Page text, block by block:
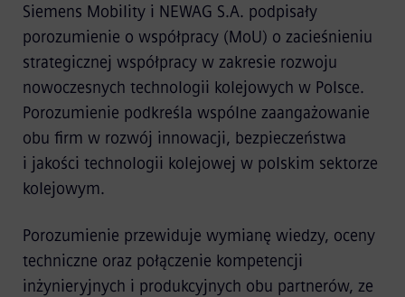
Siemens Mobility i NEWAG S.A. podpisały
porozumienie o współpracy (MoU) o zacieśnieniu
strategicznej współpracy w zakresie rozwoju
nowoczesnych technologii kolejowych w Polsce.
Porozumienie podkreśla wspólne zaangażowanie
obu firm w rozwój innowacji, bezpieczeństwa
i jakości technologii kolejowej w polskim sektorze
kolejowym.
Porozumienie przewiduje wymianę wiedzy, oceny
techniczne oraz połączenie kompetencji
inżynieryjnych i produkcyjnych obu partnerów, ze